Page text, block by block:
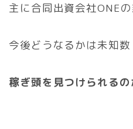
主に合同出資会社ONE
今後どうなるかは未知数
稼ぎ頭を見つけられるの